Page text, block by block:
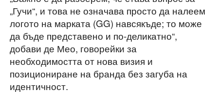
„Гучи“, и това не означава просто да налеем
логото на марката (GG) навсякъде; то може
да бъде представено и по-деликатно“,
добави де Мео, говорейки за
необходимостта от нова визия и
позициониране на бранда без загуба на
идентичност.